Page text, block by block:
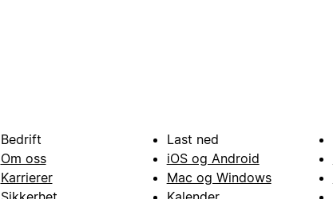
Bedrift
Om oss
Karrierer
Last ned
iOS og Android
Mac og Windows